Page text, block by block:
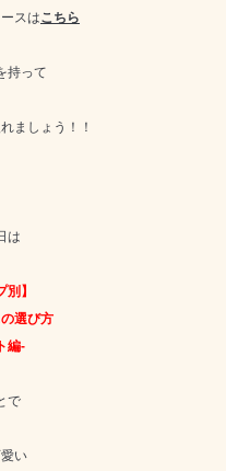
スはこちら
持って
ましょう！！
は
別】
選び方
編-
で
い